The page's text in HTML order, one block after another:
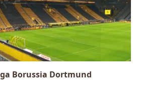
Borussia Dortmund